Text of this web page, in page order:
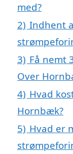
med?
2) Indhent
3) Få nemt
Over
4) Hvad
Hornbæk?
5) Hvad er